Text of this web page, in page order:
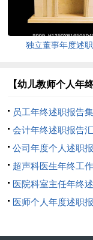
独立董事年度述
【幼儿教师个人年
员工年终述职报告
会计年终述职报告
公司年度个人述职
超声科医生年终工
4篇医院科室主任年终
篇)医师个人年度述职